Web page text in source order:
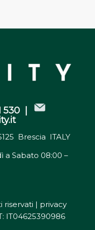
530 |
Brescia ITALY
a Sabato 08:00 –
riservati | privacy
IT04625390986